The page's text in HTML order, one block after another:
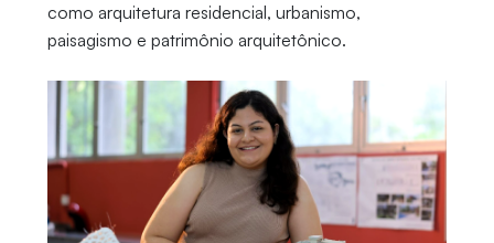
como arquitetura residencial, urbanismo,
paisagismo e patrimônio arquitetônico.